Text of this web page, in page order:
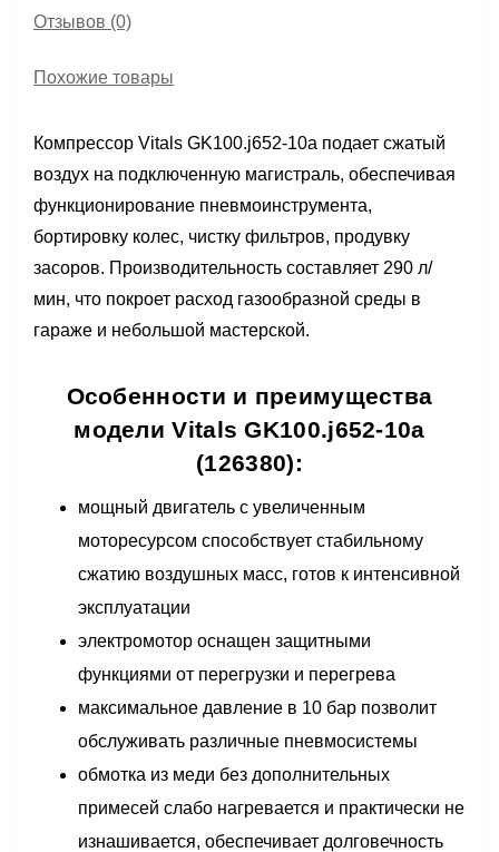
Отзывов (0)
Похожие товары
Компрессор Vitals GK100.j652-10a подает сжатый
воздух на подключенную магистраль, обеспечивая
функционирование пневмоинструмента,
бортировку колес, чистку фильтров, продувку
засоров. Производительность составляет 290 л/
мин, что покроет расход газообразной среды в
гараже и небольшой мастерской.
Особенности и преимущества
модели Vitals GK100.j652-10a
(126380):
мощный двигатель с увеличенным
моторесурсом способствует стабильному
сжатию воздушных масс, готов к интенсивной
эксплуатации
электромотор оснащен защитными
функциями от перегрузки и перегрева
максимальное давление в 10 бар позволит
обслуживать различные пневмосистемы
обмотка из меди без дополнительных
примесей слабо нагревается и практически не
изнашивается, обеспечивает долговечность